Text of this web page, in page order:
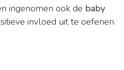
ingenomen ook de baby
invloed uit te oefenen